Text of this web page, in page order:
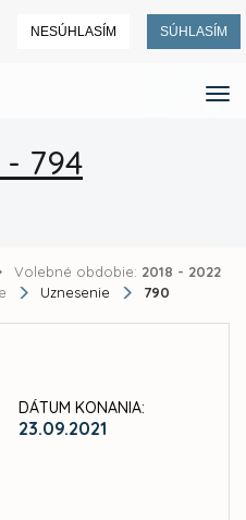
NESÚHLASÍM SÚHLASÍM
- 794
Volebné obdobie: 2018 - 2022
Uznesenie 790
DÁTUM KONANIA:
23.09.2021